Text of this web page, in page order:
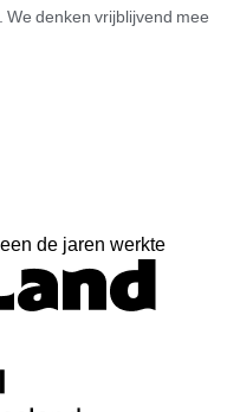
We denken vrijblijvend mee
de jaren werkte